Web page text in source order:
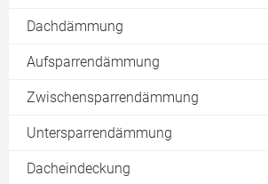
Dachstuhl
Kosten
Dachkonstruktion
Dachdämmung
Dach dämmen
EnEV Vorgaben
Aufsparrendämmung
Zwischensparrdämmung
Aufsparrendämmung
Zwischensparrendämmung
Untersparrendämmung
Dacheindeckung